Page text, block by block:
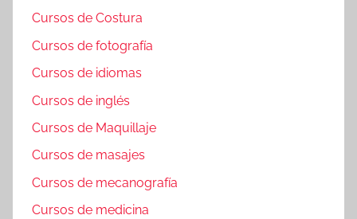
Cursos de Costura
Cursos de fotografía
Cursos de idiomas
Cursos de inglés
Cursos de Maquillaje
Cursos de masajes
Cursos de mecanografía
Cursos de medicina